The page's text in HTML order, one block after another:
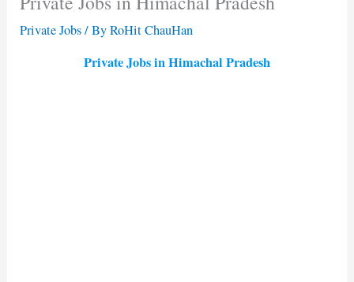
Private Jobs/ ByRoHit ChauHan
Private Jobs in Himachal Pradesh